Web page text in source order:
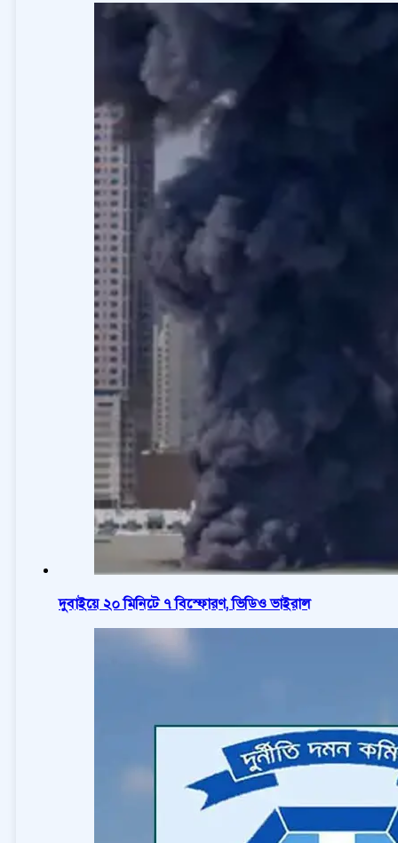
দুবাইয়ে ২০ মিনিটে ৭ বিস্ফোরণ, ভিডিও ভাইরাল